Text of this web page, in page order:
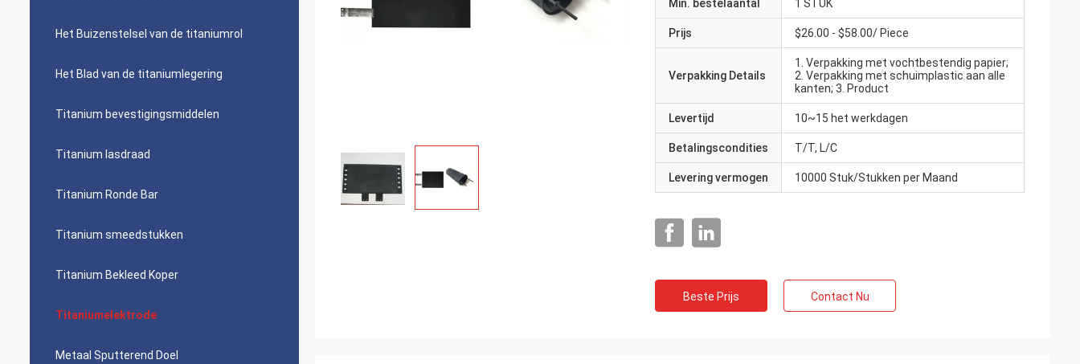
Het Buizenstelsel van de titaniumrol
Het Blad van de titaniumlegering
Titanium bevestigingsmiddelen
Titanium lasdraad
Titanium Ronde Bar
Titanium smeedstukken
Titanium Bekleed Koper
Titaniumelektrode
Metaal Sputterend Doel
Min. bestelaantal 1 STUK
Prijs $26.00 - $58.00/ Piece
Verpakking Details
1. Verpakking met vochtbestendig papier;
2. Verpakking met schuimplastic aan alle
kanten; 3. Product
Levertijd 10~15 het werkdagen
Betalingscondities T/T, L/C
Levering vermogen 10000 Stuk/Stukken per Maand
Beste Prijs Contact Nu